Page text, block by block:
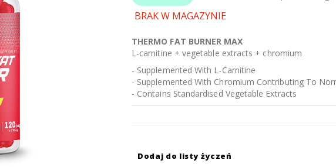
BRAK W MAGAZYNIE
THERMO FAT BURNER MAX
L-carnitine + vegetable extracts + chromium
- Supplemented With L-Carnitine
- Supplemented With Chromium Contributing To
- Contains Standardised Vegetable Extracts
Dodaj do listy życzeń